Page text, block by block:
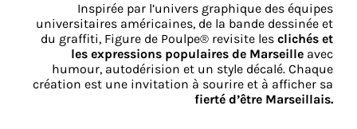
Inspirée par l’univers graphique des équipes
universitaires américaines, de la bande dessinée et
du graffiti, Figure de Poulpe® revisite lesclichés et
les expressions populaires de Marseille avec
humour, autodérision et un style décalé. Chaque
création est une invitation à sourire et à afficher sa
fierté d’être Marseillais.